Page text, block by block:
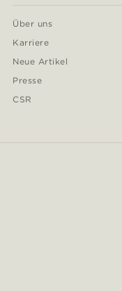
Über uns
Karriere
Neue Artikel
Presse
CSR